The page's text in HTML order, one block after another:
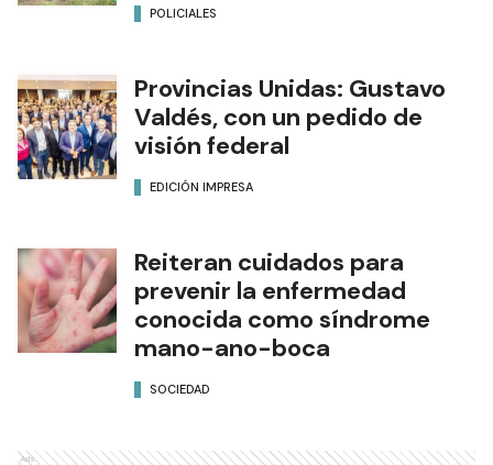
POLICIALES
Provincias Unidas: Gustavo
Valdés, con un pedido de
visión federal
EDICIÓN IMPRESA
Reiteran cuidados para
prevenir la enfermedad
conocida como síndrome
mano-ano-boca
SOCIEDAD
Ads